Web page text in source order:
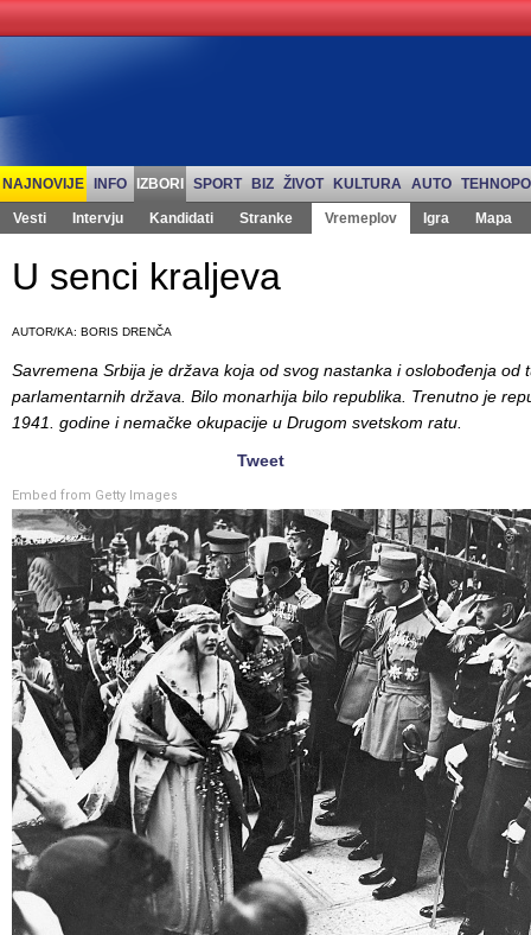
NAJNOVIJE INFO IZBORI SPORT BIZ ŽIVOT KULTURA AUTO
Vesti Intervju Kandidati Stranke Vremeplov Igra Mapa
U senci kraljeva
AUTOR/KA: BORIS DRENČA
Savremena Srbija je država koja od svog nastanka i oslobođenja od
parlamentarnih država. Bilo monarhija bilo republika. Trenutno je
1941. godine i nemačke okupacije u Drugom svetskom ratu.
Tweet
Embed from Getty Images